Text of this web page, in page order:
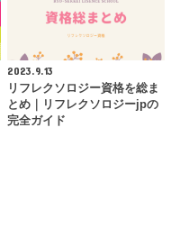
2023.9.13
リフレクソロジー資格を総ま
とめ｜リフレクソロジーjpの
完全ガイド